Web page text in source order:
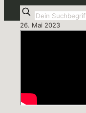
26. Mai 2023